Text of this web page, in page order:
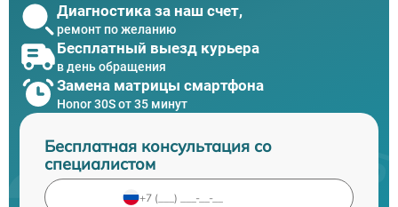
Диагностика за наш счет,
ремонт по желанию
Бесплатный выезд курьера
в день обращения
Замена матрицы смартфона
Honor 30S от 35 минут
Бесплатная консультация со
специалистом